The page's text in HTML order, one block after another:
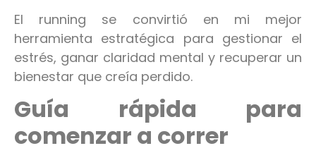
El running se convirtió en mi mejor
herramienta estratégica para gestionar el
estrés, ganar claridad mental y recuperar un
bienestar que creía perdido.
Guía rápida para
comenzar a correr